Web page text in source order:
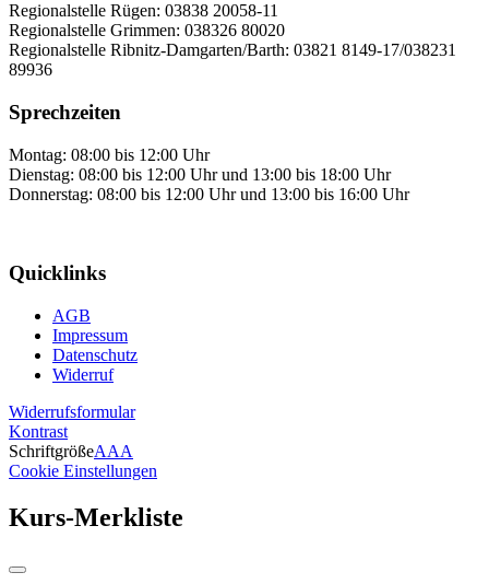
Regionalstelle Rügen: 03838 20058-11
Regionalstelle Grimmen: 038326 80020
Regionalstelle Ribnitz-Damgarten/Barth: 03821 8149-17/038231
89936
Sprechzeiten
Montag: 08:00 bis 12:00 Uhr
Dienstag: 08:00 bis 12:00 Uhr und 13:00 bis 18:00 Uhr
Donnerstag: 08:00 bis 12:00 Uhr und 13:00 bis 16:00 Uhr
Quicklinks
AGB
Impressum
Datenschutz
Widerruf
Widerrufsformular
Kontrast
SchriftgrößeAAA
Cookie Einstellungen
Kurs-Merkliste